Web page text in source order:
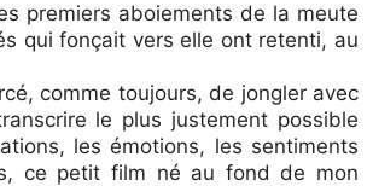
premiers aboiements de la meute
qui fonçait vers elle ont retenti, au
comme toujours, de jongler avec
le plus justement possible
les émotions, les sentiments
ce petit film né au fond de mon